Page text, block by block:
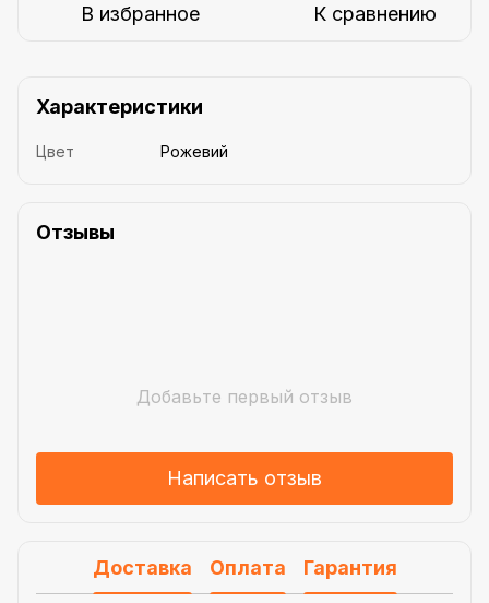
В избранное К сравнению
Характеристики
Цвет Рожевий
Отзывы
Добавьте первый отзыв
Написать отзыв
Доставка Оплата Гарантия